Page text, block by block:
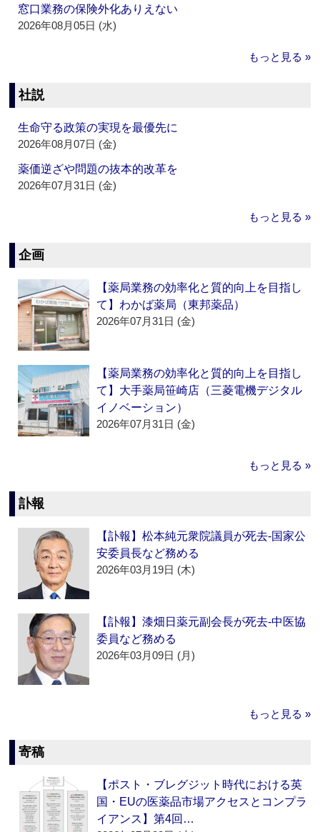
窓口業務の保険外化ありえない
2026年08月05日 (水)
もっと見る »
社説
生命守る政策の実現を最優先に
2026年08月07日 (金)
薬価逆ざや問題の抜本的改革を
2026年07月31日 (金)
もっと見る »
企画
【薬局業務の効率化と質的向上を目指し
て】わかば薬局（東邦薬品）
2026年07月31日 (金)
【薬局業務の効率化と質的向上を目指し
て】大手薬局笹崎店（三菱電機デジタル
イノベーション）
2026年07月31日 (金)
もっと見る »
訃報
【訃報】松本純元衆院議員が死去‐国家公
安委員長など務める
2026年03月19日 (木)
【訃報】漆畑日薬元副会長が死去‐中医協
委員など務める
2026年03月09日 (月)
もっと見る »
寄稿
【ポスト・ブレグジット時代における英
国・EUの医薬品市場アクセスとコンプラ
イアンス】第4回…